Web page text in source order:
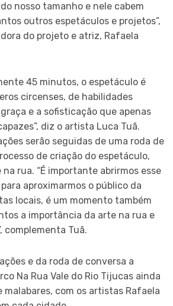
nosso tamanho e nele cabem
outros espetáculos e projetos”,
do projeto e atriz, Rafaela
45 minutos, o espetáculo é
circenses, de habilidades
e a sofisticação que apenas
diz o artista Luca Tuã.
serão seguidas de uma roda de
de criação do espetáculo,
na rua. “É importante abrirmos esse
aproximarmos o público da
locais, é um momento também
a importância da arte na rua e
complementa Tuã.
e da roda de conversa a
Na Rua Vale do Rio Tijucas ainda
com os artistas Rafaela